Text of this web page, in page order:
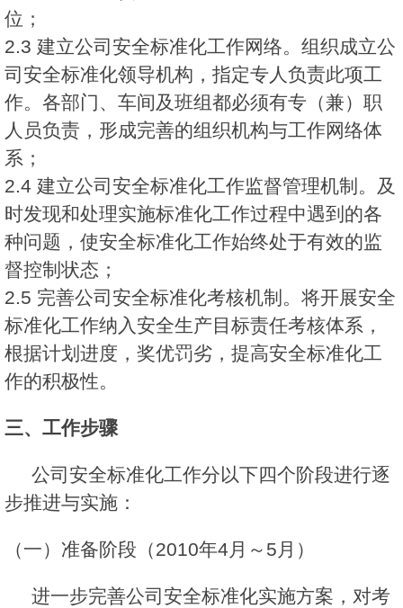
位；
2.3 建立公司安全标准化工作网络。组织成立公
司安全标准化领导机构，指定专人负责此项工
作。各部门、车间及班组都必须有专（兼）职
人员负责，形成完善的组织机构与工作网络体
系；
2.4 建立公司安全标准化工作监督管理机制。及
时发现和处理实施标准化工作过程中遇到的各
种问题，使安全标准化工作始终处于有效的监
督控制状态；
2.5 完善公司安全标准化考核机制。将开展安全
标准化工作纳入安全生产目标责任考核体系，
根据计划进度，奖优罚劣，提高安全标准化工
作的积极性。
三、工作步骤
公司安全标准化工作分以下四个阶段进行逐
步推进与实施：
（一）准备阶段（2010年4月～5月）
进一步完善公司安全标准化实施方案，对考